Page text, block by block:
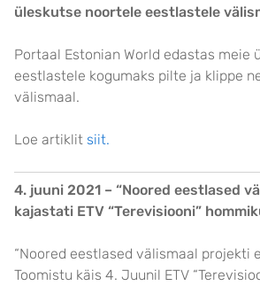
üleskutse noortele eestlastele
Portaal Estonian World edastas meie
eestlastele kogumaks pilte ja klippe
välismaal.
Loe artiklit siit.
4. juuni 2021 – “Noored eestlased
kajastati ETV “Terevisiooni”
“Noored eestlased välismaal projekti
Toomistu käis 4. Juunil ETV